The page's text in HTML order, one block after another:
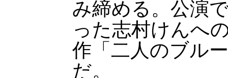
み締める。公演
った志村けんへ
作「二人のブル
だ。